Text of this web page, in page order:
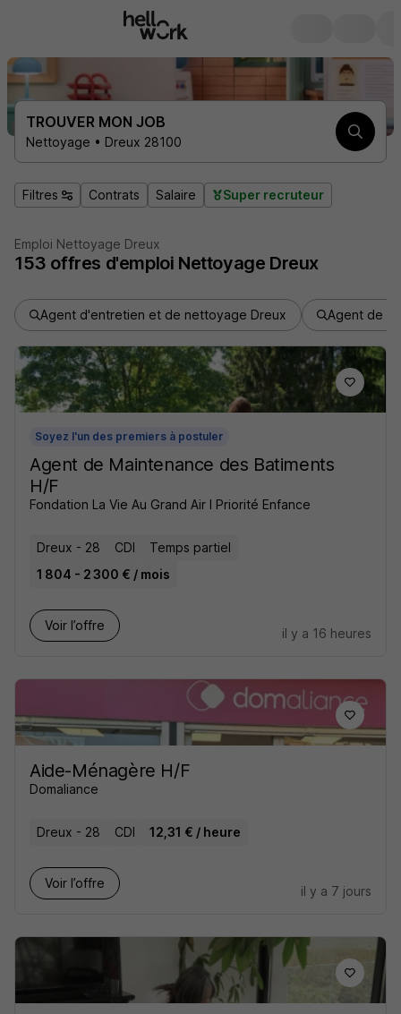
TROUVER MON JOB
Nettoyage • Dreux 28100
Filtres Contrats Salaire Super recruteur
Emploi Nettoyage Dreux
153 offres d'emploi Nettoyage Dreux
Agent d'entretien et de nettoyage Dreux Agent de
Soyez l'un des premiers à postuler
Agent de Maintenance des Batiments
H/F
Fondation La Vie Au Grand Air I Priorité Enfance
Dreux - 28 CDI
Temps partiel
1 804 - 2 300 € / mois
Voir l’offre
il y a 16 heures
Aide-Ménagère H/F
Domaliance
Dreux - 28 CDI 12,31 € / heure
Voir l’offre
il y a 7 jours